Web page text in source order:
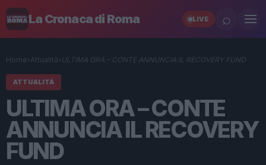
La Cronaca di Roma LIVE ⌕
Home› Attualità› ULTIMA ORA – CONTE ANNUNCIA IL RECOVERY FUND
ATTUALITÀ
ULTIMA ORA – CONTE
ANNUNCIA IL RECOVERY
FUND